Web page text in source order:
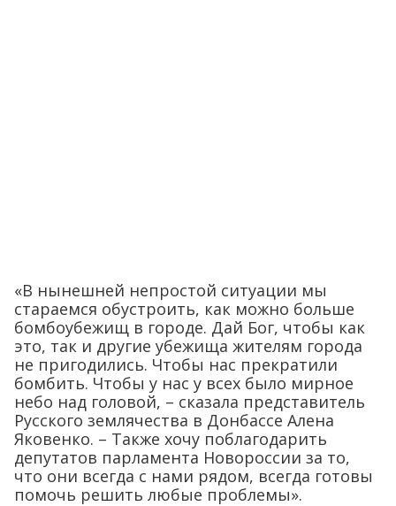
«В нынешней непростой ситуации мы
стараемся обустроить, как можно больше
бомбоубежищ в городе. Дай Бог, чтобы как
это, так и другие убежища жителям города
не пригодились. Чтобы нас прекратили
бомбить. Чтобы у нас у всех было мирное
небо над головой, – сказала представитель
Русского землячества в Донбассе Алена
Яковенко. – Также хочу поблагодарить
депутатов парламента Новороссии за то,
что они всегда с нами рядом, всегда готовы
помочь решить любые проблемы».